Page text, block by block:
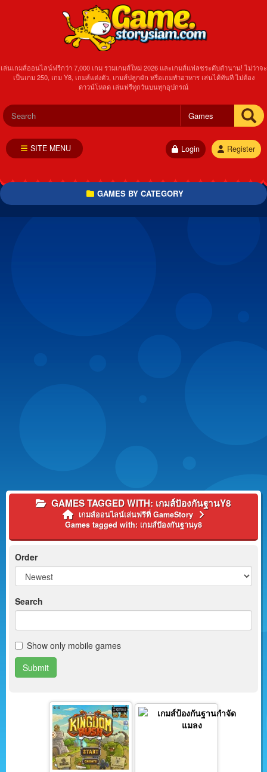
เล่นเกมส์ออนไลน์ฟรีกว่า 7,000 เกม รวมเกมส์ใหม่ 2026 และเกมส์แฟลชระดับตำนาน! ไม่ว่าจะ
เป็นเกม 250, เกม Y8, เกมส์แต่งตัว, เกมส์ปลูกผัก หรือเกมทำอาหาร เล่นได้ทันที ไม่ต้อง
ดาวน์โหลด เล่นฟรีทุกวันบนทุกอุปกรณ์
Register
Login
SITE MENU
GAMES BY CATEGORY
GAMES TAGGED WITH: เกมส์ปัองกันฐานY8
เกมส์ออนไลน์เล่นฟรีที่ GameStory
Games tagged with: เกมส์ปัองกันฐานy8
Order
Search
Show only mobile games
Submit